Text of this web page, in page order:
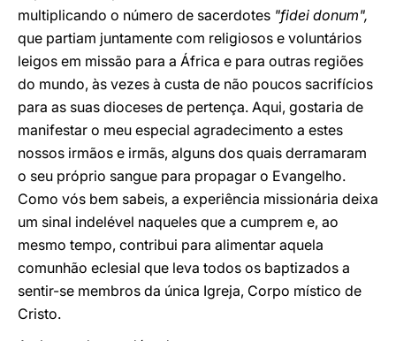
multiplicando o número de sacerdotes "fidei donum",
que partiam juntamente com religiosos e voluntários
leigos em missão para a África e para outras regiões
do mundo, às vezes à custa de não poucos sacrifícios
para as suas dioceses de pertença. Aqui, gostaria de
manifestar o meu especial agradecimento a estes
nossos irmãos e irmãs, alguns dos quais derramaram
o seu próprio sangue para propagar o Evangelho.
Como vós bem sabeis, a experiência missionária deixa
um sinal indelével naqueles que a cumprem e, ao
mesmo tempo, contribui para alimentar aquela
comunhão eclesial que leva todos os baptizados a
sentir-se membros da única Igreja, Corpo místico de
Cristo.